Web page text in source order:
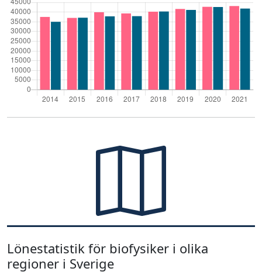
Lönestatistik för biofysiker i olika
regioner i Sverige